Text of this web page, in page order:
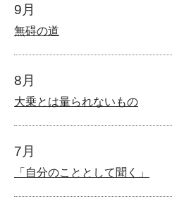
9月
無碍の道
8月
大乗とは量られないもの
7月
「自分のこととして聞く」